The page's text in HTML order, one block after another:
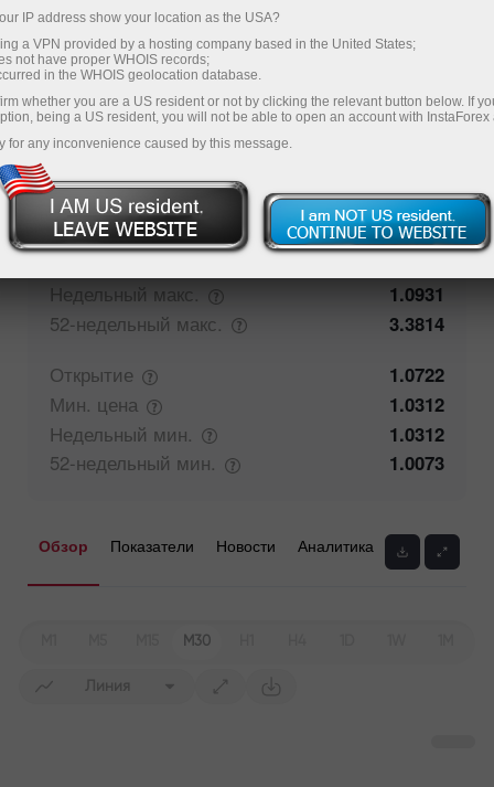
1.0353 (%) 06 Aug 2026 21:22
Купить
1.0353
1.0341
Мнение трейдеров
Закрытие
1.0725
Недельный макс.
1.0931
52-недельный макс.
3.3814
Открытие
1.0722
Мин. цена
1.0312
Недельный мин.
1.0312
52-недельный мин. 1.0073
Обзор Показатели Новости Аналитика
M30
Линия
IP address show your location as the USA?
a VPN provided by a hosting company based in the United States;
not have proper WHOIS records;
in the WHOIS geolocation database.
whether you are a US resident or not by clicking the relevant button below. If
being a US resident, you will not be able to open an account with InstaForex
for any inconvenience caused by this message.